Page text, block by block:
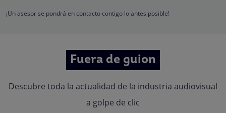
oposición, limitación, tal y como se explica en laPolítica de Privacidad
¡Un asesor se pondrá en contacto contigo lo antes posible!
Fuera de guion
Descubre toda la actualidad de la industria audiovisual
a golpe de clic